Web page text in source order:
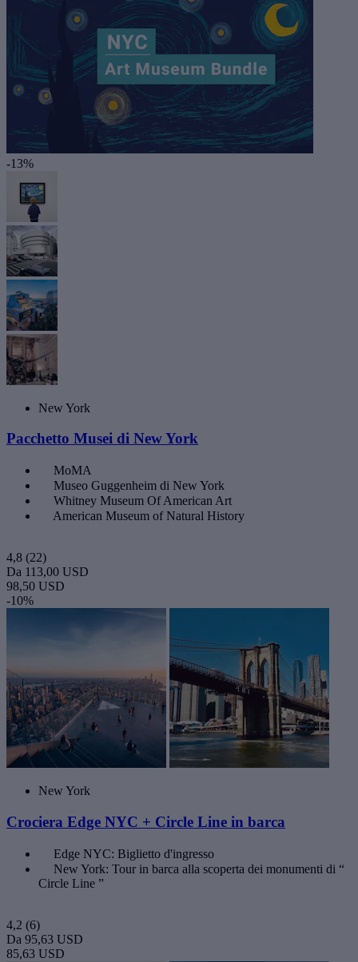
-13%
New York
Pacchetto Musei di New York
MoMA
Museo Guggenheim di New York
Whitney Museum Of American Art
American Museum of Natural History
4,8 (22)
Da 113,00 USD
98,50 USD
-10%
New York
Crociera Edge NYC + Circle Line in barca
Edge NYC: Biglietto d'ingresso
New York: Tour in barca alla scoperta dei monumenti di “
Circle Line ”
4,2 (6)
Da 95,63 USD
85,63 USD